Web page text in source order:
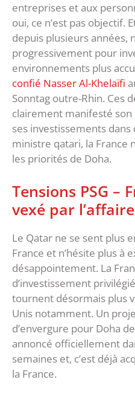
entreprises et aux
oui, ce n’est pas objectif.
depuis plusieurs années,
progressivement pour
environnements plus
confié Nasser Al-Khelaïfi
Sonntag outre-Rhin. Ces
clairement manifesté
ses investissements dans
ministre qatari, la France
les priorités de Doha.
Tensions PSG –
vexé par
Le Qatar ne se sent plus
France et n’hésite plus à
désappointement. La
d’investissement
tournent désormais plus
Unis notamment. Un
d’envergure pour Doha
annoncé officiellement
semaines et, c’est déjà
la France.